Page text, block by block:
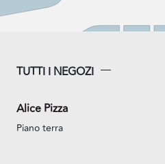
TUTTI I NEGOZI
Alice Pizza
Piano terra